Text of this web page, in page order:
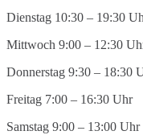
Dienstag 10:30 – 19:30
Mittwoch 9:00 – 12:30
Donnerstag 9:30 – 18:30
Freitag 7:00 – 16:30 Uhr
Samstag 9:00 – 13:00 Uhr